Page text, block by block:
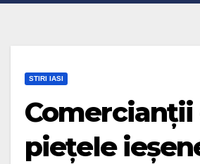
STIRI IASI
piețele